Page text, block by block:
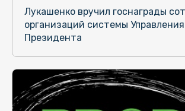
Лукашенко вручил госнаграды
организаций системы
Президента